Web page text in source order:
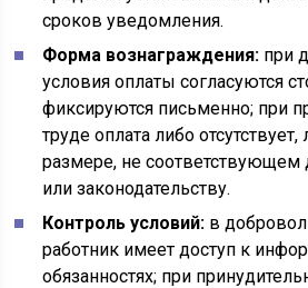
сроков уведомления.
Форма вознаграждения: при
условия оплаты согласуются
фиксируются письменно; при
труде оплата либо
размере, не соответствующем
или законодательству.
Контроль условий: в
работник имеет доступ к
обязанностях; при